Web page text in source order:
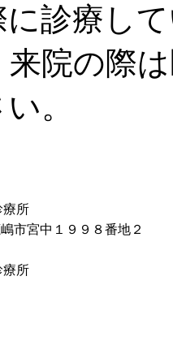
診療し
来院の際
。
療所
市宮中１９９８番地２
療所